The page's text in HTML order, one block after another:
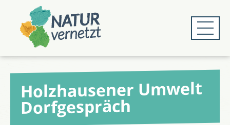
Hauptmenü
springen
Hauptinhalt
springen
Holzhausener Umwelt
Dorfgespräch